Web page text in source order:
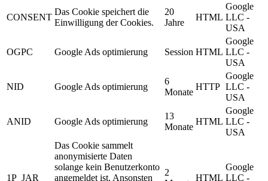
CONSENT
Das Cookie speichert die
Einwilligung der Cookies.
20
Jahre
HTML
Google
LLC -
USA
OGPC Google Ads optimierung Session HTML
Google
LLC -
USA
NID Google Ads optimierung
6
Monate
HTTP
Google
LLC -
USA
ANID Google Ads optimierung
13
Monate
HTML
Google
LLC -
USA
1P_JAR
Das Cookie sammelt
anonymisierte Daten
solange kein Benutzerkonto
angemeldet ist. Ansonsten
2
HTML
Google
LLC -